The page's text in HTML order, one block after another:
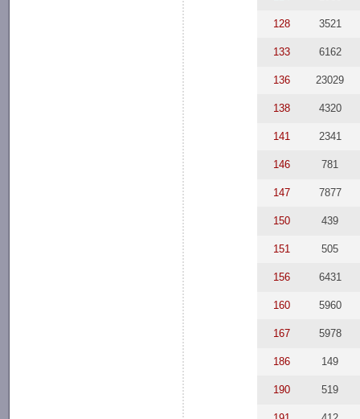
128 3521
133 6162
136 23029
138 4320
141 2341
146 781
147 7877
150 439
151 505
156 6431
160 5960
167 5978
186 149
190 519